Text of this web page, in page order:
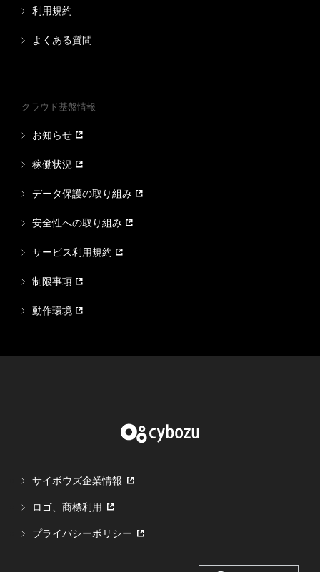
利用規約
よくある質問
クラウド基盤情報
お知らせ
稼働状況
データ保護の取り組み
安全性への取り組み
サービス利用規約
制限事項
動作環境
サイボウズ企業情報
ロゴ、商標利用
プライバシーポリシー